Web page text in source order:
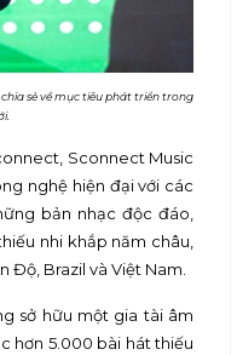
sẻ về mục tiêu phát triển trong
Sconnect Music
nghệ hiện đại với các
bản nhạc độc đáo,
nhi khắp năm châu,
Độ, Brazil và Việt Nam.
sở hữu một gia tài âm
hơn 5.000 bài hát thiếu